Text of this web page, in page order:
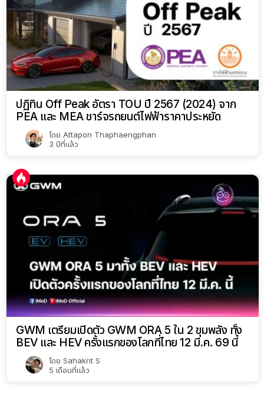
ปฏิทิน Off Peak อัตรา TOU ปี 2567 (2024) จาก
PEA และ MEA ชาร์จรถยนต์ไฟฟ้าราคาประหยัด
โดย Attapon Thaphaengphan
3 ปีที่แล้ว
GWM เตรียมเปิดตัว GWM ORA 5 ใน 2 ขุมพลัง ทั้ง
BEV และ HEV ครั้งแรกของโลกที่ไทย 12 มี.ค. 69 นี้
โดย Sahakrit S
5 เดือนที่แล้ว